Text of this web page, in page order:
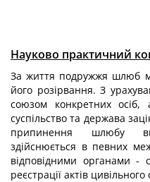
Науково практичний
За життя подружжя шлюб
його розірвання. З
союзом конкретних осіб,
суспільство та держава
припинення шлюбу
здійснюється в певних
відповідними органами -
реєстрації актів